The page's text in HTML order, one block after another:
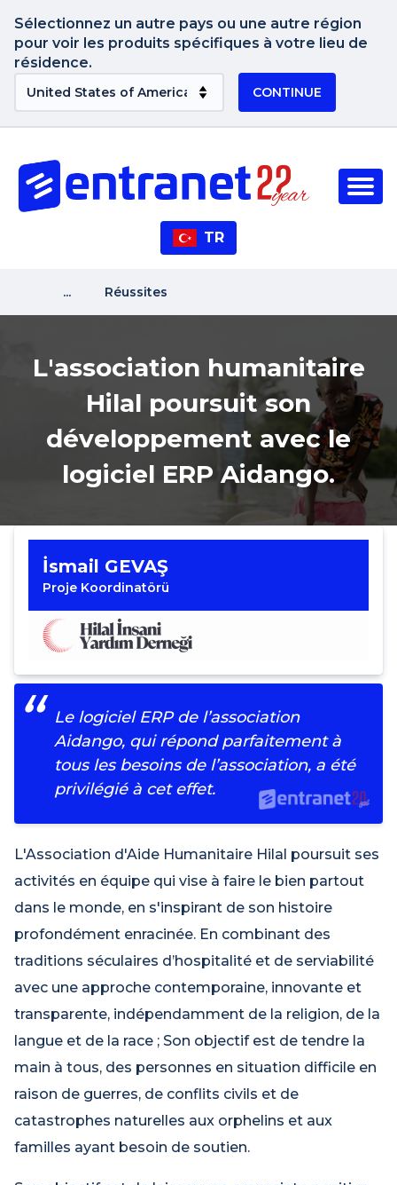
Sélectionnez un autre pays ou une autre région
pour voir les produits spécifiques à votre lieu de
résidence.
CONTINUE
TR
... Réussites
L'association humanitaire
Hilal poursuit son
développement avec le
logiciel ERP Aidango.
İsmail GEVAŞ
Proje Koordinatörü
Le logiciel ERP de l’association
Aidango, qui répond parfaitement à
tous les besoins de l’association, a été
privilégié à cet effet.
L'Association d'Aide Humanitaire Hilal poursuit ses
activités en équipe qui vise à faire le bien partout
dans le monde, en s'inspirant de son histoire
profondément enracinée. En combinant des
traditions séculaires d’hospitalité et de serviabilité
avec une approche contemporaine, innovante et
transparente, indépendamment de la religion, de la
langue et de la race ; Son objectif est de tendre la
main à tous, des personnes en situation difficile en
raison de guerres, de conflits civils et de
catastrophes naturelles aux orphelins et aux
familles ayant besoin de soutien.